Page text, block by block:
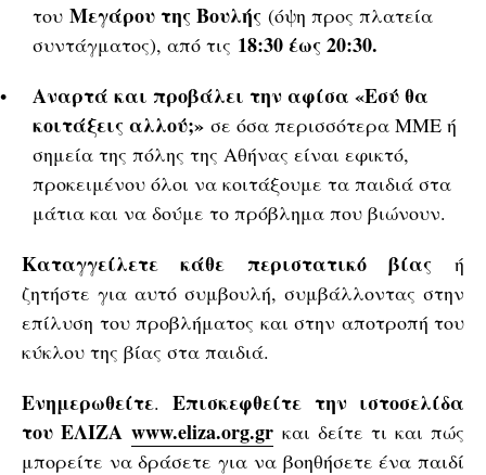
του Μεγάρου της Βουλής (όψη προς πλατεία
συντάγματος), από τις 18:30 έως 20:30.
Αναρτά και προβάλει την αφίσα «Εσύ θα
κοιτάξεις αλλού;» σε όσα περισσότερα ΜΜΕ ή
σημεία της πόλης της Αθήνας είναι εφικτό,
προκειμένου όλοι να κοιτάξουμε τα παιδιά στα
μάτια και να δούμε το πρόβλημα που βιώνουν.
Καταγγείλετε κάθε περιστατικό βίαςή
ζητήστε για αυτό συμβουλή, συμβάλλοντας στην
επίλυση του προβλήματος και στην αποτροπή του
κύκλου της βίας στα παιδιά.
Ενημερωθείτε.Επισκεφθείτε την ιστοσελίδα
του ΕΛΙΖΑ www.eliza.org.gr και δείτε τι και πώς
μπορείτε να δράσετε για να βοηθήσετε ένα παιδί